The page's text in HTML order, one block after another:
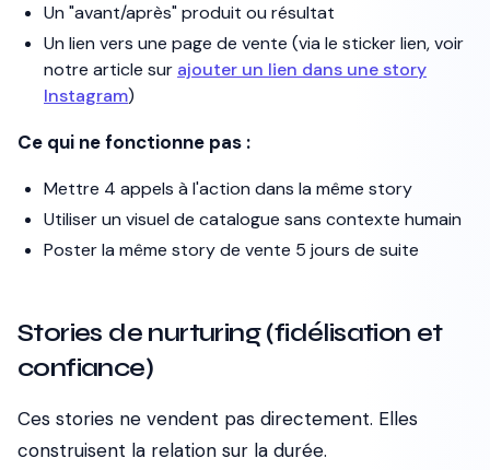
Un "avant/après" produit ou résultat
Un lien vers une page de vente (via le sticker lien, voir
notre article sur ajouter un lien dans une story
Instagram)
Ce qui ne fonctionne pas :
Mettre 4 appels à l'action dans la même story
Utiliser un visuel de catalogue sans contexte humain
Poster la même story de vente 5 jours de suite
Stories de nurturing (fidélisation et
confiance)
Ces stories ne vendent pas directement. Elles
construisent la relation sur la durée.